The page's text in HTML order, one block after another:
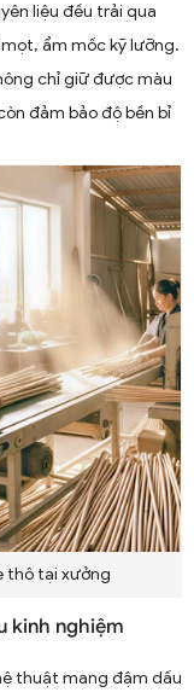
liệu đều trải qua
ẩm mốc kỹ lưỡng.
chỉ giữ được màu
đảm bảo độ bền bỉ
thô tại xưởng
kinh nghiệm
thuật mang đậm dấu